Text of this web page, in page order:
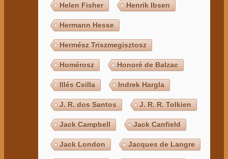
Helen Fisher Henrik Ibsen
Hermann Hesse
Hermész Triszmegisztosz
Homérosz Honoré de Balzac
Illés Csilla Indrek Hargla
J. R. dos Santos J. R. R. Tolkien
Jack Campbell Jack Canfield
Jack London Jacques de Langre